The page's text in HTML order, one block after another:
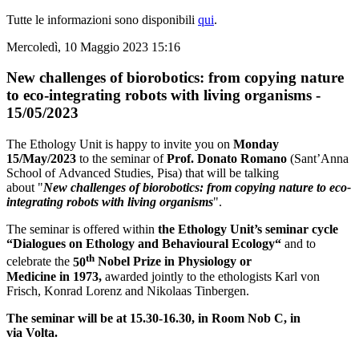
Tutte le informazioni sono disponibili qui.
Mercoledì, 10 Maggio 2023 15:16
New challenges of biorobotics: from copying nature
to eco-integrating robots with living organisms -
15/05/2023
The Ethology Unit is happy to invite you on Monday
15/May/2023 to the seminar ofProf. Donato Romano (Sant’Anna
School of Advanced Studies, Pisa) that will be talking
about "New challenges of biorobotics: from copying nature to eco-
integrating robots with living organisms".
The seminar is offered within the Ethology Unit’s seminar cycle
“Dialogues on Ethology and Behavioural Ecology“ and to
celebrate the 50th Nobel Prize in Physiology or
Medicine in 1973, awarded jointly to the ethologists Karl von
Frisch, Konrad Lorenz and Nikolaas Tinbergen.
The seminar will be at 15.30-16.30, in Room Nob C, in
via Volta.